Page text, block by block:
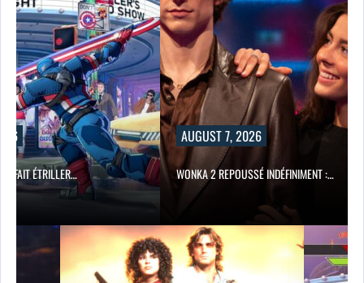
FAIT ÉTRILLER…
AUGUST 7, 2026
WONKA 2 REPOUSSÉ INDÉFINIMENT :…